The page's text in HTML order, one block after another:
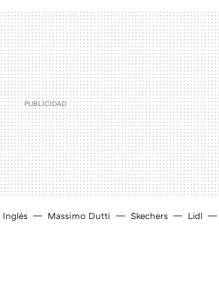
Inglés Massimo Dutti Skechers Lidl